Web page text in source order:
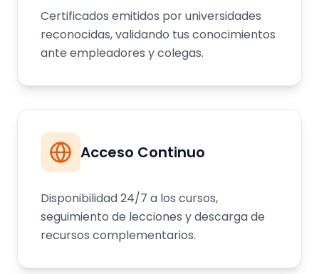
Certificados emitidos por universidades
reconocidas, validando tus conocimientos
ante empleadores y colegas.
Acceso Continuo
Disponibilidad 24/7 a los cursos,
seguimiento de lecciones y descarga de
recursos complementarios.